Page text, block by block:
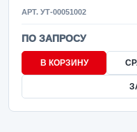
АРТ. УТ-00051002
ПО ЗАПРОСУ
В КОРЗИНУ